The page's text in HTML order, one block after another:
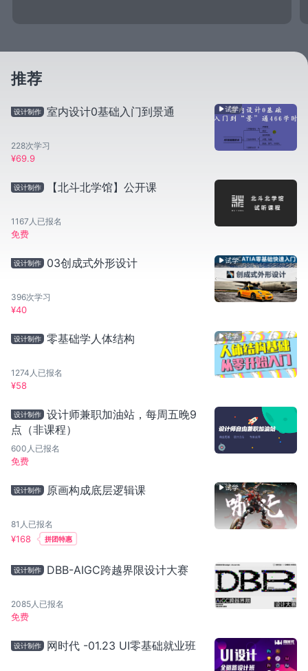
推荐
设计制作 室内设计0基础入门到景通
228次学习
¥69.9
设计制作 【北斗北学馆】公开课
1167 人已报名
免费
设计制作 03创成式外形设计
396次学习
¥40
设计制作 零基础学人体结构
1274 人已报名
¥58
设计制作
设计师兼职加油站，每周五晚9
点（非课程）
600 人已报名
免费
设计制作 原画构成底层逻辑课
81 人已报名
¥168 拼团特惠
设计制作 DBB-AIGC跨越界限设计大赛
2085人已报名
免费
设计制作 网时代 -01.23 UI零基础就业班